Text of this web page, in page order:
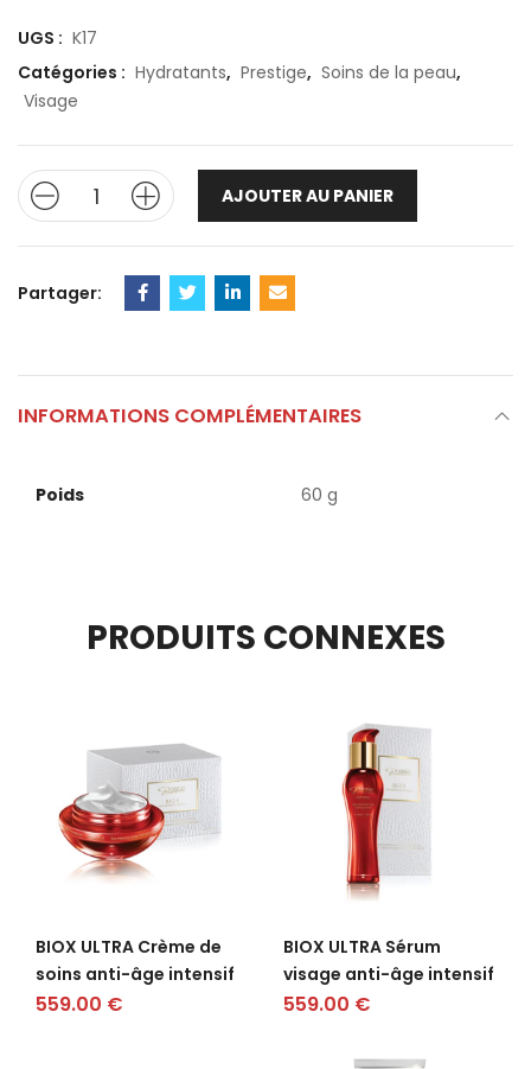
UGS : K17
Catégories : Hydratants, Prestige, Soins de la peau,
Visage
AJOUTER AU PANIER
Partager:
INFORMATIONS COMPLÉMENTAIRES
Poids 60 g
PRODUITS CONNEXES
BIOX ULTRA Crème de
soins anti-âge intensif
559.00 €
BIOX ULTRA Sérum
visage anti-âge intensif
559.00 €